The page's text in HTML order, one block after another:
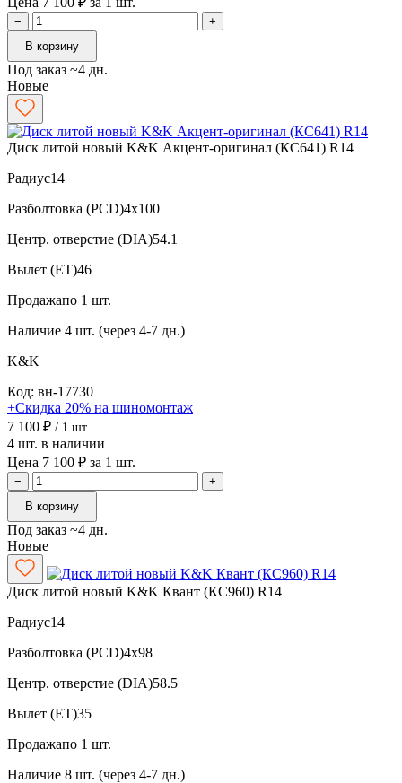
−
+
В корзину
Под заказ ~4 дн.
Новые
Диск литой новый K&K Акцент-оригинал (КС641) R14
Радиус14
Разболтовка (PCD)4x100
Центр. отверстие (DIA)54.1
Вылет (ET)46
Продажапо 1 шт.
Наличие 4 шт. (через 4-7 дн.)
K&K
Код: вн-17730
+Скидка 20% на шиномонтаж
7 100 ₽ / 1 шт
4 шт. в наличии
Цена 7 100 ₽ за 1 шт.
−
+
В корзину
Под заказ ~4 дн.
Новые
Диск литой новый K&K Квант (КС960) R14
Радиус14
Разболтовка (PCD)4x98
Центр. отверстие (DIA)58.5
Вылет (ET)35
Продажапо 1 шт.
Наличие 8 шт. (через 4-7 дн.)